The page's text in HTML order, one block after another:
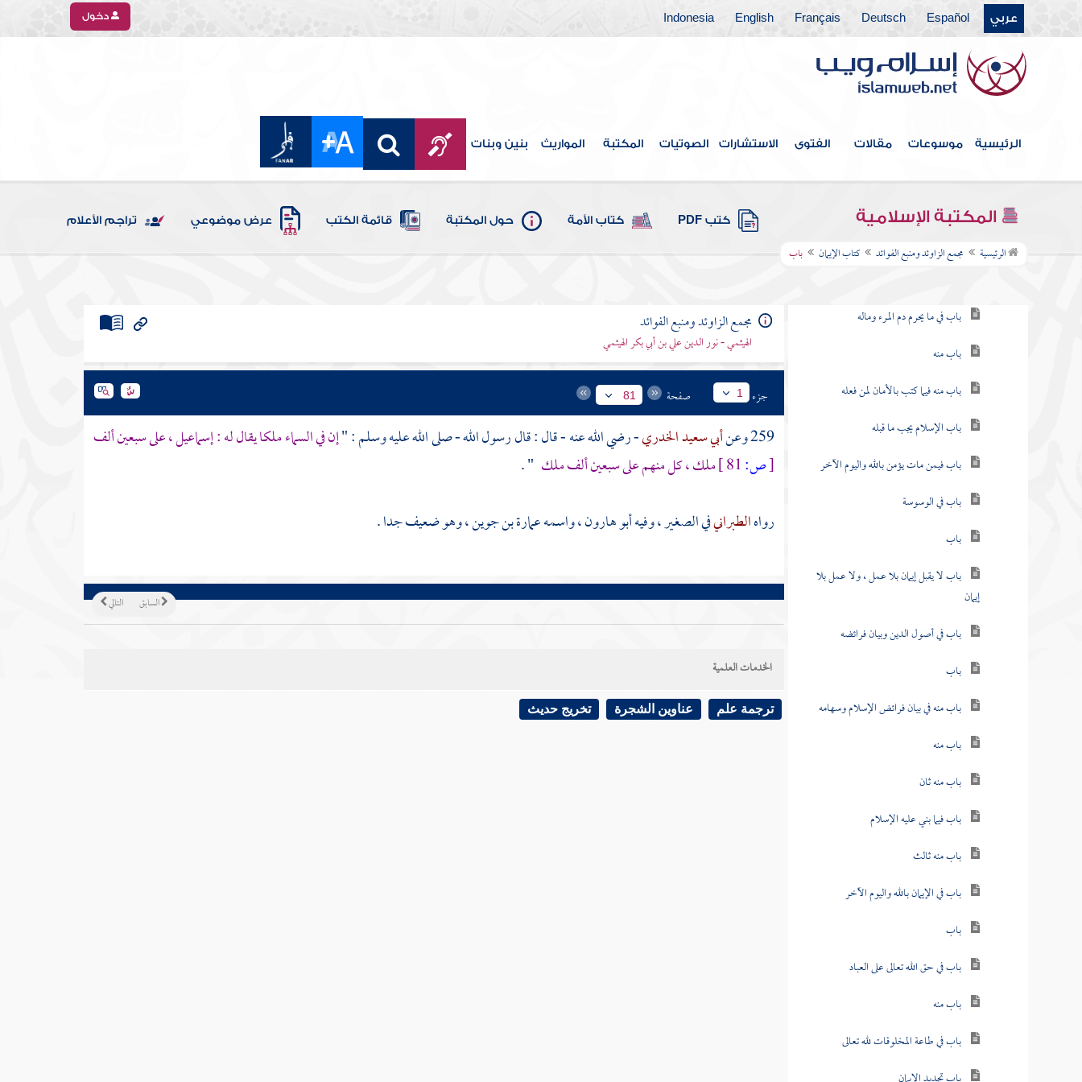
عربي Español
Deutsch
Français
English
Indonesia دخول
الرئيسية موسوعات مقالات الفتوى الاستشارات الصوتيات المكتبة المواريث بنين وبنات
المكتبة الإسلامية كتب PDF كتاب الأمة حول المكتبة قائمة الكتب عرض موضوعي تراجم الأعلام
الرئيسية مجمع الزاوئد ومنبع الفوائد كتاب الإيمان باب
فهرس الكتاب
خطبة الكتاب
كتاب الإيمان
باب في ما يحرم دم المرء وماله
باب منه
باب منه فيما كتب بالأمان لمن فعله
باب الإسلام يجب ما قبله
باب فيمن مات يؤمن بالله واليوم الآخر
باب في الوسوسة
باب
باب لا يقبل إيمان بلا عمل ، ولا عمل بلا
إيمان
باب في أصول الدين وبيان فرائضه
باب
باب منه في بيان فرائض الإسلام وسهامه
باب منه
باب منه ثان
باب فيما بني عليه الإسلام
باب منه ثالث
باب في الإيمان بالله واليوم الآخر
باب
باب في حق الله تعالى على العباد
باب منه
باب في طاعة المخلوقات لله تعالى
مجمع الزاوئد ومنبع الفوائد
الهيثمي - نور الدين علي بن أبي بكر الهيثمي
جزء 1 صفحة 81
259 وعن أبي سعيد الخدري- رضي الله عنه - قال : قال رسول الله - صلى الله عليه وسلم : "إن في السماء ملكا يقال له :إسماعيل، على سبعين ألف
[ص: ملك ، كل منهم على سبعين ألف ملك " .
رواهالطبرانيفي الصغير ، وفيهأبو هارون، واسمهعمارة بن جوين، وهو ضعيف جدا .
التالي السابق
الخدمات العلمية
ترجمة علم عناوين الشجرة تخريج حديث